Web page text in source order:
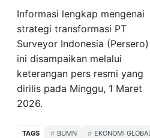
Informasi lengkap mengenai
strategi transformasi PT
Surveyor Indonesia (Persero)
ini disampaikan melalui
keterangan pers resmi yang
dirilis pada Minggu, 1 Maret
2026.
TAGS BUMN
EKONOMI GLOBAL